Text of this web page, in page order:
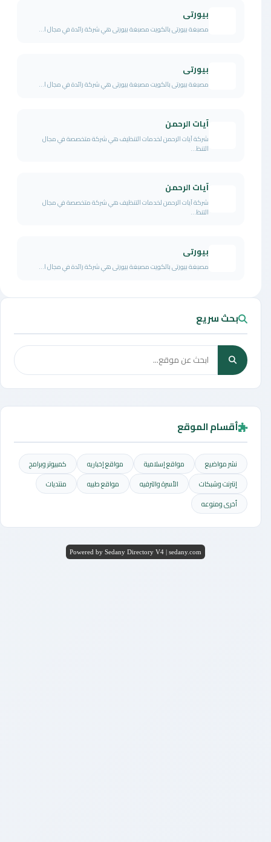
بيورتى
مصبغة بيورتى بالكويت مصبغة بيورتى هي شركة رائدة في مجال ا...
بيورتى
مصبغة بيورتى بالكويت مصبغة بيورتى هي شركة رائدة في مجال ا...
آيات الرحمن
شركة آيات الرحمن لخدمات التنظيف هي شركة متخصصة في مجال
التنظ...
آيات الرحمن
شركة آيات الرحمن لخدمات التنظيف هي شركة متخصصة في مجال
التنظ...
بيورتى
مصبغة بيورتى بالكويت مصبغة بيورتى هي شركة رائدة في مجال ا...
بحث سريع
أقسام الموقع
نشر مواضيع مواقع إسلامية مواقع إخباريه
كمبيوتر وبرامج
إنترنت وشبكات
الأسرة والترفيه مواقع طبيه
منتديات
أخرى ومنوعه
Powered by Sedany Directory V4 | sedany.com